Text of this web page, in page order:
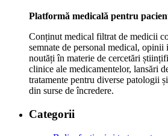
Platformă medicală pentru
Conținut medical filtrat de medicii
semnate de personal medical,
noutăți în materie de cercetări
clinice ale medicamentelor, lansări
tratamente pentru diverse patologii
din surse de încredere.
Categorii